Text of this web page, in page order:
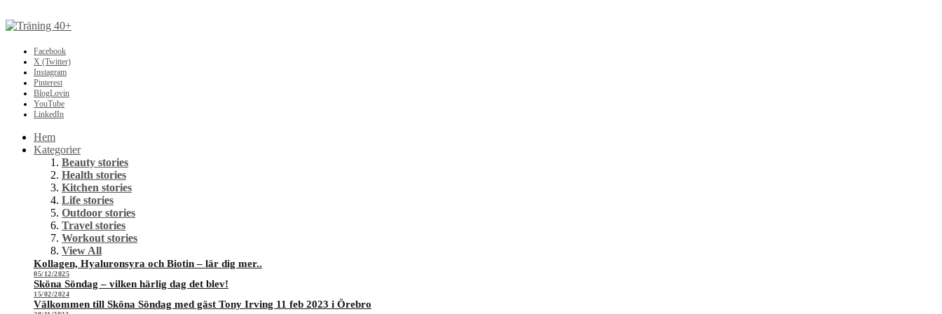
Facebook
X (Twitter)
Instagram
Pinterest
BlogLovin
YouTube
LinkedIn
Hem
Kategorier
Beauty stories
Health stories
Kitchen stories
Life stories
Outdoor stories
Travel stories
Workout stories
View All
Kollagen, Hyaluronsyra och Biotin – lär dig mer..
05/12/2025
Sköna Söndag – vilken härlig dag det blev!
15/02/2024
Välkommen till Sköna Söndag med gäst Tony Irving 11 feb 2023 i Örebro